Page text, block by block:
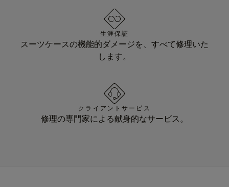
生涯保証
スーツケースの機能的ダメージを、すべて修理いた
します。
クライアントサービス
修理の専門家による献身的なサービス。